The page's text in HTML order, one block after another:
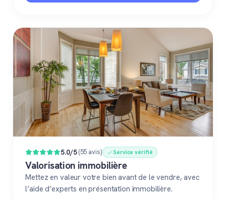
5.0/5(55 avis) Service vérifié
Valorisation immobilière
Mettez en valeur votre bien avant de le vendre, avec
l’aide d’experts en présentation immobilière.